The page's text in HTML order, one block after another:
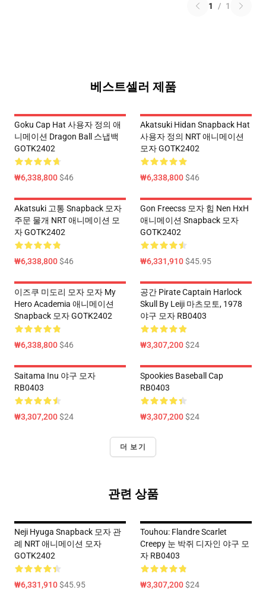
1 / 1
베스트셀러 제품
Goku Cap Hat 사용자 정의 애
니메이션 Dragon Ball 스냅백
GOTK2402
₩6,338,800$46
Akatsuki Hidan Snapback Hat
사용자 정의 NRT 애니메이션
모자 GOTK2402
₩6,338,800$46
Akatsuki 고통 Snapback 모자
주문 물개 NRT 애니메이션 모
자 GOTK2402
₩6,338,800$46
Gon Freecss 모자 힘 Nen HxH
애니메이션 Snapback 모자
GOTK2402
₩6,331,910$45.95
이즈쿠 미도리 모자 모자 My
Hero Academia 애니메이션
Snapback 모자 GOTK2402
₩6,338,800$46
공간 Pirate Captain Harlock
Skull By Leiji 마츠모토, 1978
야구 모자 RB0403
₩3,307,200$24
Saitama Inu 야구 모자
RB0403
₩3,307,200$24
Spookies Baseball Cap
RB0403
₩3,307,200$24
더 보기
관련 상품
Neji Hyuga Snapback 모자 관
례 NRT 애니메이션 모자
GOTK2402
₩6,331,910$45.95
Touhou: Flandre Scarlet
Creepy 눈 박쥐 디자인 야구 모
자 RB0403
₩3,307,200$24